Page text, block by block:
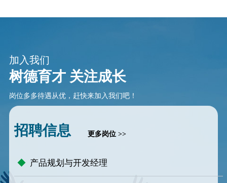
加入我们
树德育才 关注成长
岗位多多待遇从优，赶快来加入我们吧！
招聘信息 更多岗位 >>
◆ 产品规划与开发经理